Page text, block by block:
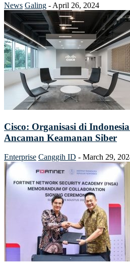
News Galing - April 26, 2024
Cisco: Organisasi di
Ancaman Keamanan Siber
Enterprise Canggih ID - March 29,